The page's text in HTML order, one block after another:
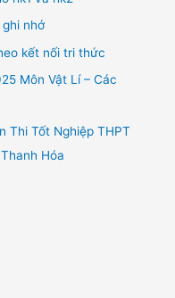
nhớ
kết nối tri thức
Môn Vật Lí – Các
Thi Tốt Nghiệp THPT
Hóa